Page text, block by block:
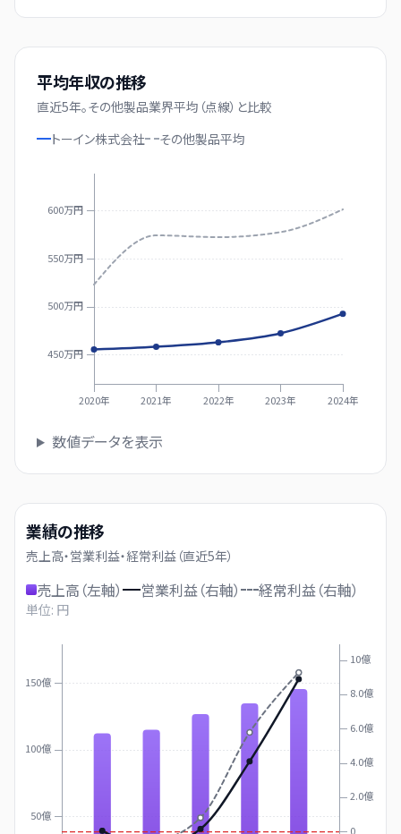
平均年収の推移
直近5年。その他製品業界平均（点線）と比較
トーイン株式会社
その他製品平均
450万円
500万円
550万円
600万円
2020年 2021年 2022年 2023年 2024年
数値データを表示
業績の推移
売上高・営業利益・経常利益（直近5年）
売上高（左軸） 営業利益（右軸） 経常利益（右軸）
単位: 円
50億
100億
150億
0
2.0億
4.0億
6.0億
8.0億
10億